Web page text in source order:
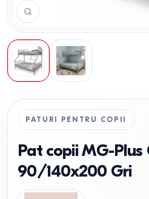
PATURI PENTRU COPII
Pat copii MG-Plus
90/140x200 Gri